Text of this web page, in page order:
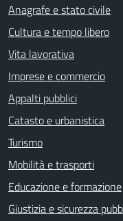
Anagrafe e stato civile
Cultura e tempo libero
Vita lavorativa
Imprese e commercio
Appalti pubblici
Catasto e urbanistica
Turismo
Mobilità e trasporti
Educazione e formazione
Giustizia e sicurezza